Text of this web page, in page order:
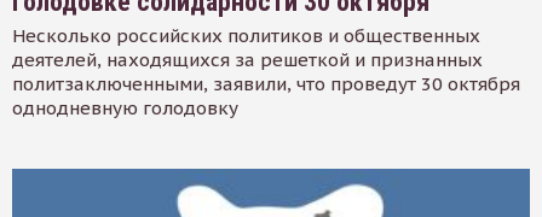
Несколько российских политиков и общественных
деятелей, находящихся за решеткой и признанных
политзаключенными, заявили, что проведут 30 октября
однодневную голодовку